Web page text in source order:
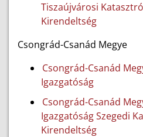
Tiszaújvárosi
Kirendeltség
Csongrád-Csanád Megye
Csongrád-Csanád
Igazgatóság
Csongrád-Csanád
Igazgatóság Szegedi
Kirendeltség